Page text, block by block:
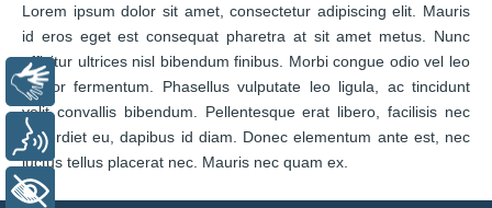
Lorem ipsum dolor sit amet, consectetur adipiscing elit. Mauris
id eros eget est consequat pharetra at sit amet metus. Nunc
efficitur ultrices nisl bibendum finibus. Morbi congue odio vel leo
auctor fermentum. Phasellus vulputate leo ligula, ac tincidunt
velit convallis bibendum. Pellentesque erat libero, facilisis nec
imperdiet eu, dapibus id diam. Donec elementum ante est, nec
luctus tellus placerat nec. Mauris nec quam ex.
Libras
Voz